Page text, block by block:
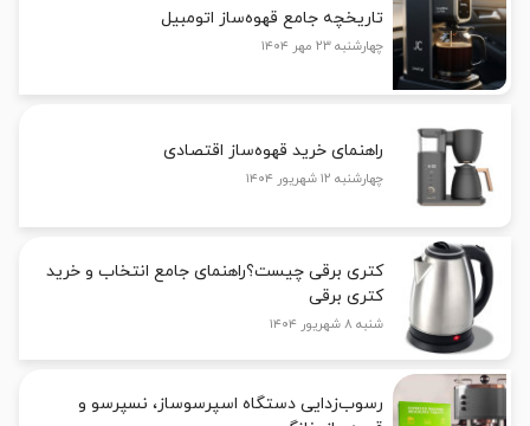
تاریخچه جامع قهوه‌ساز اتومبیل
چهارشنبه ۲۳ مهر ۱۴۰۴
راهنمای خرید قهوه‌ساز اقتصادی
چهارشنبه ۱۲ شهریور ۱۴۰۴
کتری برقی چیست؟راهنمای جامع انتخاب و خرید
کتری برقی
شنبه ۸ شهریور ۱۴۰۴
رسوب‌زدایی دستگاه اسپرسوساز، نسپرسو و